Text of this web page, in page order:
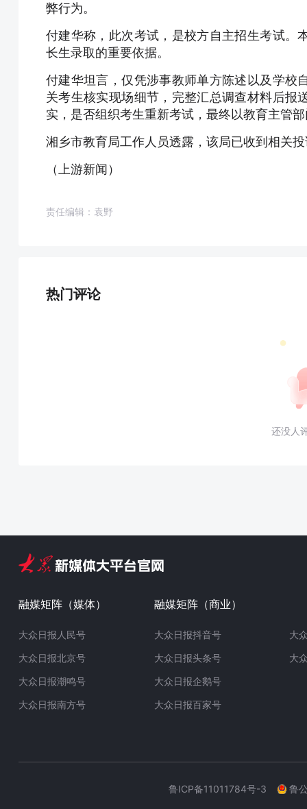
弊行为。
付建华称，此次考试，是校方自主招生考试。
长生录取的重要依据。
付建华坦言，仅凭涉事教师单方陈述以及学校
关考生核实现场细节，完整汇总调查材料后报
实，是否组织考生重新考试，最终以教育主管
湘乡市教育局工作人员透露，该局已收到相关
（上游新闻）
责任编辑：袁野
热门评论
还没人
融媒矩阵（媒体）
大众日报人民号
大众日报北京号
大众日报潮鸣号
大众日报南方号
融媒矩阵（商业）
大众日报抖音号
大众日报头条号
大众日报企鹅号
大众日报百家号
大
大
鲁ICP备11011784号-3 鲁